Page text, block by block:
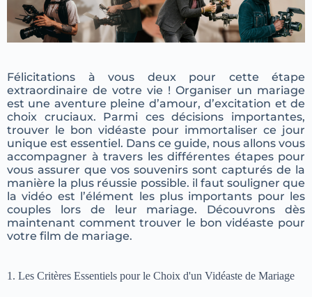
Félicitations à vous deux pour cette étape
extraordinaire de votre vie ! Organiser un mariage
est une aventure pleine d’amour, d’excitation et de
choix cruciaux. Parmi ces décisions importantes,
trouver le bon vidéaste pour immortaliser ce jour
unique est essentiel. Dans ce guide, nous allons vous
accompagner à travers les différentes étapes pour
vous assurer que vos souvenirs sont capturés de la
manière la plus réussie possible. il faut souligner que
la vidéo est l’élément les plus importants pour les
couples lors de leur mariage. Découvrons dès
maintenant comment trouver le bon vidéaste pour
votre film de mariage.
1. Les Critères Essentiels pour le Choix d'un Vidéaste de Mariage